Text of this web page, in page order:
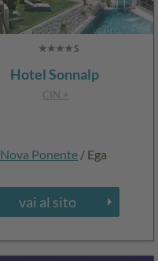
Hotel Sonnalp
CIN +
Nova Ponente / Ega
vai al sito